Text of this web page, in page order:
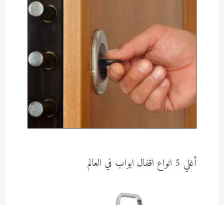
أغلي 5 انواع اقفال ابواب في العالم